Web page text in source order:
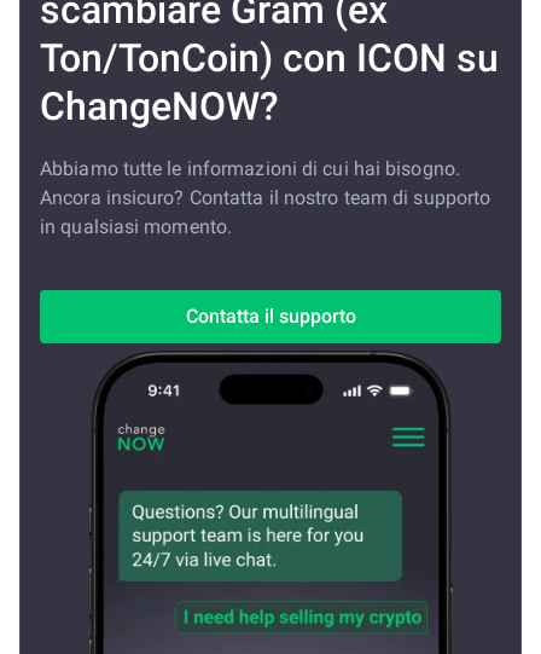
scambiare Gram (ex
Ton/TonCoin) con ICON su
ChangeNOW?
Abbiamo tutte le informazioni di cui hai bisogno.
Ancora insicuro? Contatta il nostro team di supporto
in qualsiasi momento.
Contatta il supporto